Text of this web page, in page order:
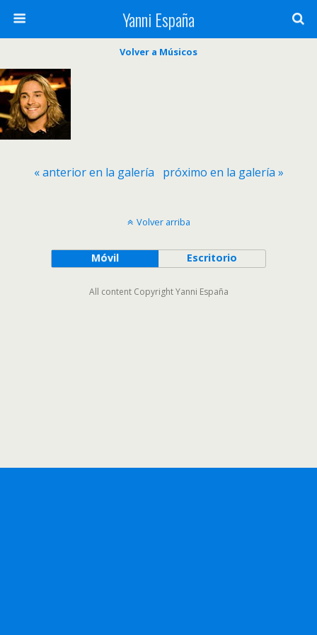
Yanni España
Volver a Músicos
« anterior en la galería próximo en la galería »
Volver arriba
Móvil Escritorio
All content Copyright Yanni España